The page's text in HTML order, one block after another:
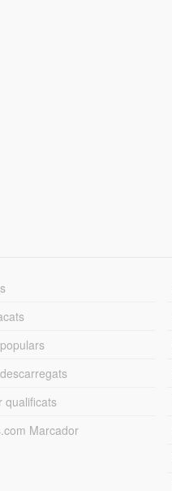
qualificats
Marcador